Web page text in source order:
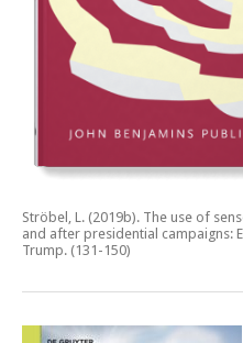
Ströbel, L. (2019b). The use of
and after presidential campaigns:
Trump. (131-150)